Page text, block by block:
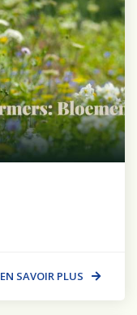
EN SAVOIR PLUS